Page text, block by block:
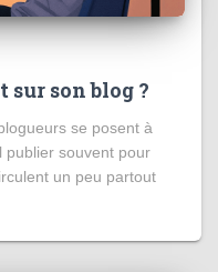
son blog ?
se posent à
publier souvent pour
un peu partout